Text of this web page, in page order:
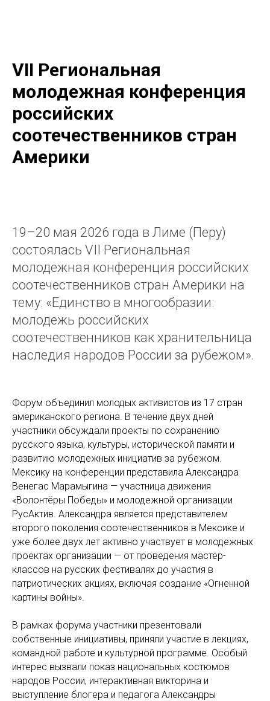
VII Региональная
молодежная конференция
российских
соотечественников стран
Америки
19–20 мая 2026 года в Лиме (Перу)
состоялась VII Региональная
молодежная конференция российских
соотечественников стран Америки на
тему: «Единство в многообразии:
молодежь российских
соотечественников как хранительница
наследия народов России за рубежом».
Форум объединил молодых активистов из 17 стран
американского региона. В течение двух дней
участники обсуждали проекты по сохранению
русского языка, культуры, исторической памяти и
развитию молодежных инициатив за рубежом.
Мексику на конференции представила Александра
Венегас Марамыгина — участница движения
«Волонтёры Победы» и молодежной организации
РусАктив. Александра является представителем
второго поколения соотечественников в Мексике и
уже более двух лет активно участвует в молодежных
проектах организации — от проведения мастер-
классов на русских фестивалях до участия в
патриотических акциях, включая создание «Огненной
картины войны».
В рамках форума участники презентовали
собственные инициативы, приняли участие в лекциях,
командной работе и культурной программе. Особый
интерес вызвали показ национальных костюмов
народов России, интерактивная викторина и
выступление блогера и педагога Александры